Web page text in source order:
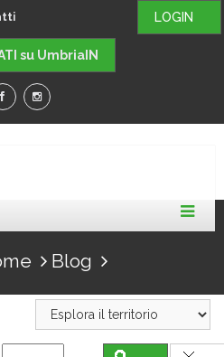
LOGIN
su UmbriaIN
Blog